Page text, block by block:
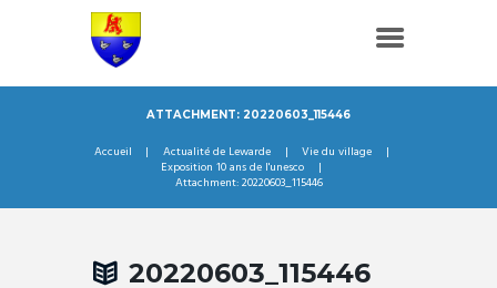
ATTACHMENT: 20220603_115446
Accueil Actualité de Lewarde
Vie du village
Exposition 10 ans de l'unesco
Attachment: 20220603_115446
20220603_115446